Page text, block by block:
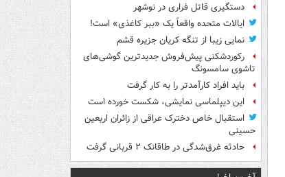
دستگیری قاتل فراری در نوشهر
ایالات متحده واقعاً یک «ببر کاغذی» است!
نمایی زیبا از تنگه کریان جزیره قشم
رکوردشکنی پیش‌فروش جدیدترین گوشی‌های
تاشوی سامسونگ
باید افراد کارآمدتر را به کار گرفت
این دیپلماسی نمایشی، شکست خورده است
استقبال خاص دخترک عراقی از زائران اربعین
حسینی
حادثه غرق‌شدگی در طاقانک ۲ قربانی گرفت